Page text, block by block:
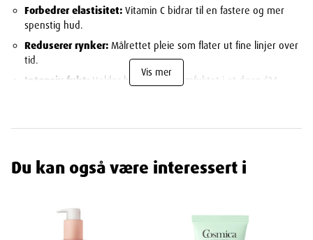
Forbedrer elastisitet: Vitamin C bidrar til en fastere og mer
spenstig hud.
Reduserer rynker: Målrettet pleie som flater ut fine linjer over
tid.
Intensiv fukt:
Holder huden gjennomfuktet i et døgn (24
gjenoppbygging i hvilefasen.
Egenskaper
Vis mer
Du kan også være interessert i